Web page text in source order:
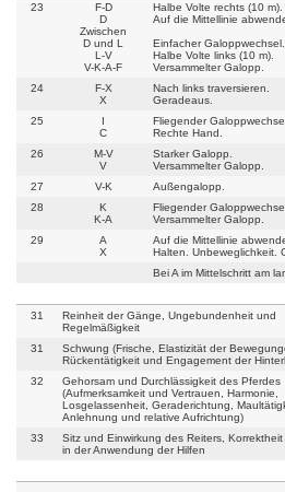
23
F-D
D
Zwischen
D und L
L-V
V-K-A-F
Halbe Volte rechts (10 m).
Auf die Mittellinie
Einfacher Galoppwechsel.
Halbe Volte links (10 m).
Versammelter Galopp.
24
F-X
X
Nach links traversieren.
Geradeaus.
25
I
C
Fliegender
Rechte Hand.
26
M-V
V
Starker Galopp.
Versammelter Galopp.
27 V-K Außengalopp.
28
K
K-A
Fliegender
Versammelter Galopp.
29
A
X
Auf die Mittellinie
Halten. Unbeweglichkeit.
Bei A im Mittelschritt am
31
Reinheit der Gänge, Ungebundenheit und
Regelmäßigkeit
31
Schwung (Frische, Elastizität der
Rückentätigkeit und Engagement der
32
Gehorsam und Durchlässigkeit des Pferdes
(Aufmerksamkeit und Vertrauen, Harmonie,
Losgelassenheit, Geraderichtung,
Anlehnung und relative Aufrichtung)
33
Sitz und Einwirkung des Reiters, Korrektheit
in der Anwendung der Hilfen